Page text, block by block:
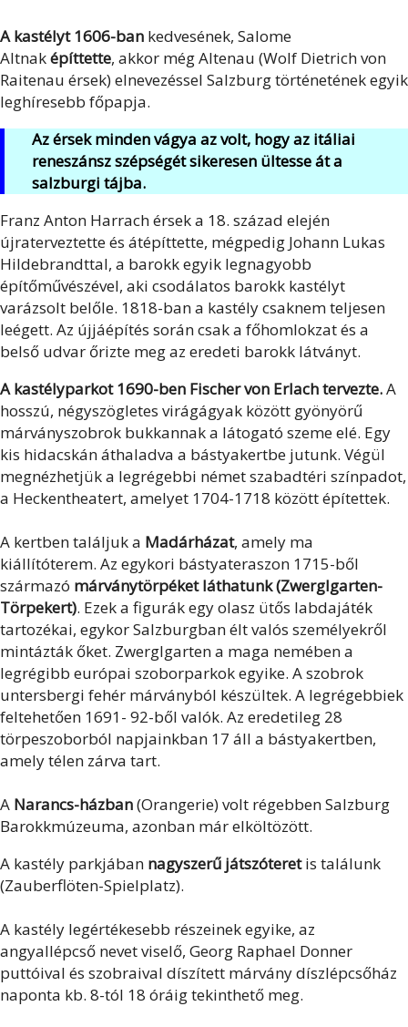
A kastélyt 1606-ban kedvesének, Salome
Altnaképíttette, akkor még Altenau (Wolf Dietrich von
Raitenau érsek) elnevezéssel Salzburg történetének egyik
leghíresebb főpapja.
Az érsek minden vágya az volt, hogy az itáliai
reneszánsz szépségét sikeresen ültesse át a
salzburgi tájba.
Franz Anton Harrach érsek a 18. század elején
újraterveztette és átépíttette, mégpedig Johann Lukas
Hildebrandttal, a barokk egyik legnagyobb
építőművészével, aki csodálatos barokk kastélyt
varázsolt belőle. 1818-ban a kastély csaknem teljesen
leégett. Az újjáépítés során csak a főhomlokzat és a
belső udvar őrizte meg az eredeti barokk látványt.
A kastélyparkot 1690-ben Fischer von Erlach tervezte.A
hosszú, négyszögletes virágágyak között gyönyörű
márványszobrok bukkannak a látogató szeme elé. Egy
kis hidacskán áthaladva a bástyakertbe jutunk. Végül
megnézhetjük a legrégebbi német szabadtéri színpadot,
a Heckentheatert, amelyet 1704-1718 között építettek.
A kertben találjuk a Madárházat, amely ma
kiállítóterem. Az egykori bástyateraszon 1715-ből
származó márványtörpéket láthatunk (Zwerglgarten-
Törpekert). Ezek a figurák egy olasz ütős labdajáték
tartozékai, egykor Salzburgban élt valós személyekről
mintázták őket. Zwerglgarten a maga nemében a
legrégibb európai szoborparkok egyike. A szobrok
untersbergi fehér márványból készültek. A legrégebbiek
feltehetően 1691- 92-ből valók. Az eredetileg 28
törpeszoborból napjainkban 17 áll a bástyakertben,
amely télen zárva tart.
A Narancs-házban(Orangerie) volt régebben Salzburg
Barokkmúzeuma, azonban már elköltözött.
A kastély parkjában nagyszerű játszóteretis találunk
(Zauberflöten-Spielplatz).
A kastély legértékesebb részeinek egyike, az
angyallépcső nevet viselő, Georg Raphael Donner
puttóival és szobraival díszített márvány díszlépcsőház
naponta kb. 8-tól 18 óráig tekinthető meg.